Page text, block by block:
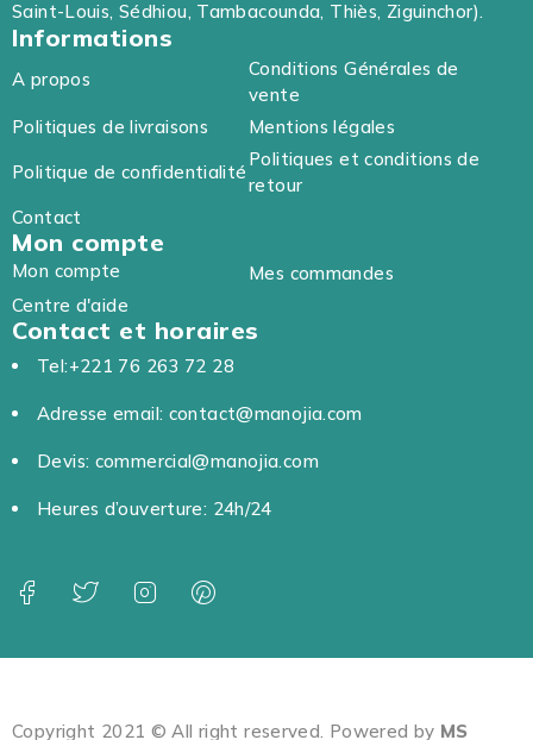
Saint-Louis, Sédhiou, Tambacounda, Thiès, Ziguinchor).
Informations
A propos
Conditions Générales de
vente
Politiques de livraisons
Mentions légales
Politique de confidentialité
Politiques et conditions de
retour
Contact
Mon compte
Mon compte
Mes commandes
Centre d'aide
Contact et horaires
Tel:+221 76 263 72 28
Adresse email: contact@manojia.com
Devis: commercial@manojia.com
Heures d’ouverture: 24h/24
Copyright 2021 © All right reserved. Powered by MS